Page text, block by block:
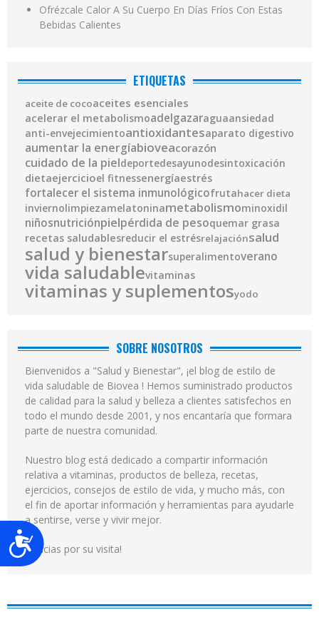
Accesibilidad
Ofrézcale Calor A Su Cuerpo En Días Fríos Con Estas
Bebidas Calientes
ETIQUETAS
aceite de cocoaceites esenciales
acelerar el metabolismoadelgazaraguaansiedad
anti-envejecimientoantioxidantesaparato digestivo
aumentar la energíabioveacorazón
cuidado de la pieldeportedesayunodesintoxicación
dietaejercicioel fitnessenergíaestrés
fortalecer el sistema inmunológicofrutahacer dieta
inviernolimpiezamelatoninametabolismominoxidil
niñosnutriciónpielpérdida de pesoquemar grasa
recetas saludablesreducir el estrésrelajaciónsalud
salud y bienestarsuperalimentoverano
vida saludablevitaminas
vitaminas y suplementosyodo
SOBRE NOSOTROS
Bienvenidos a "Salud y Bienestar", ¡el blog de estilo de
vida saludable de Biovea ! Hemos suministrado productos
de calidad para la salud y belleza a clientes satisfechos en
todo el mundo desde 2001, y nos encantaría que formara
parte de nuestra comunidad.
Nuestro blog está dedicado a compartir información
relativa a vitaminas, productos de belleza, recetas,
ejercicios, consejos de estilo de vida, y mucho más, con
el fin de aportar información y herramientas para ayudarle
a sentirse, verse y vivir mejor.
¡Gracias por su visita!